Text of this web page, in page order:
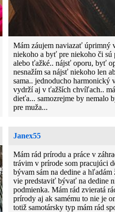
Mám záujem naviazať úprimný
niekoho a byť pre niekoho či sú
alebo ťažké.. nájsť oporu, byť
nesnažím sa nájsť niekoho len
sama.. jednoducho harmonický
vydrží aj v ťažších chvíľach..
dieťa... samozrejme by nemalo
pre muža...
Janex55
Mám rád prírodu a práce v
trávim v prírode som pracujúci
bývam sám na dedine a hľadám
vie predstaviť bývať na dedine
podmienka. Mám rád zvieratá
prírody aj ak samému to nie je
totiž samotársky typ mám rád